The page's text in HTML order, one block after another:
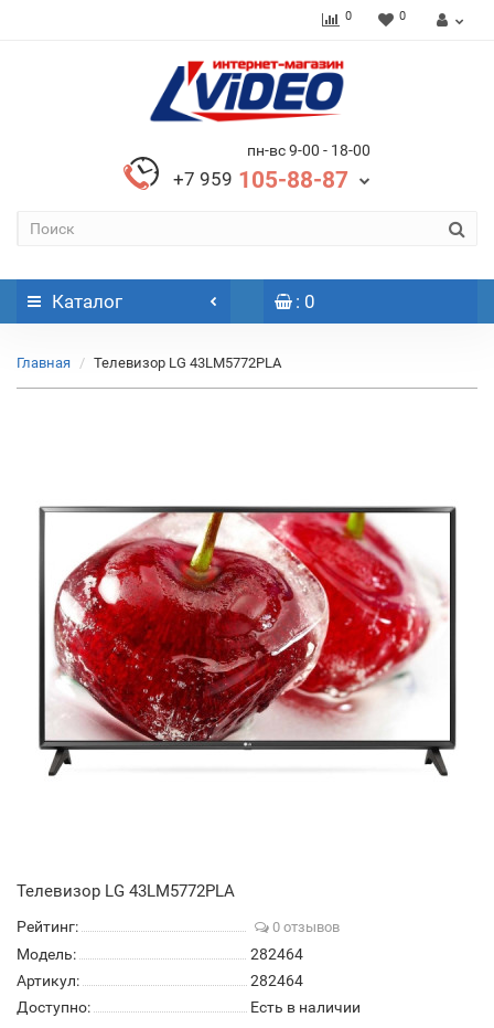
0 0
пн-вс 9-00 - 18-00
+7 959 105-88-87
Каталог : 0
Главная Телевизор LG 43LM5772PLA
Телевизор LG 43LM5772PLA
Рейтинг: 0 отзывов
Модель:
282464
Артикул:
282464
Доступно:
Есть в наличии